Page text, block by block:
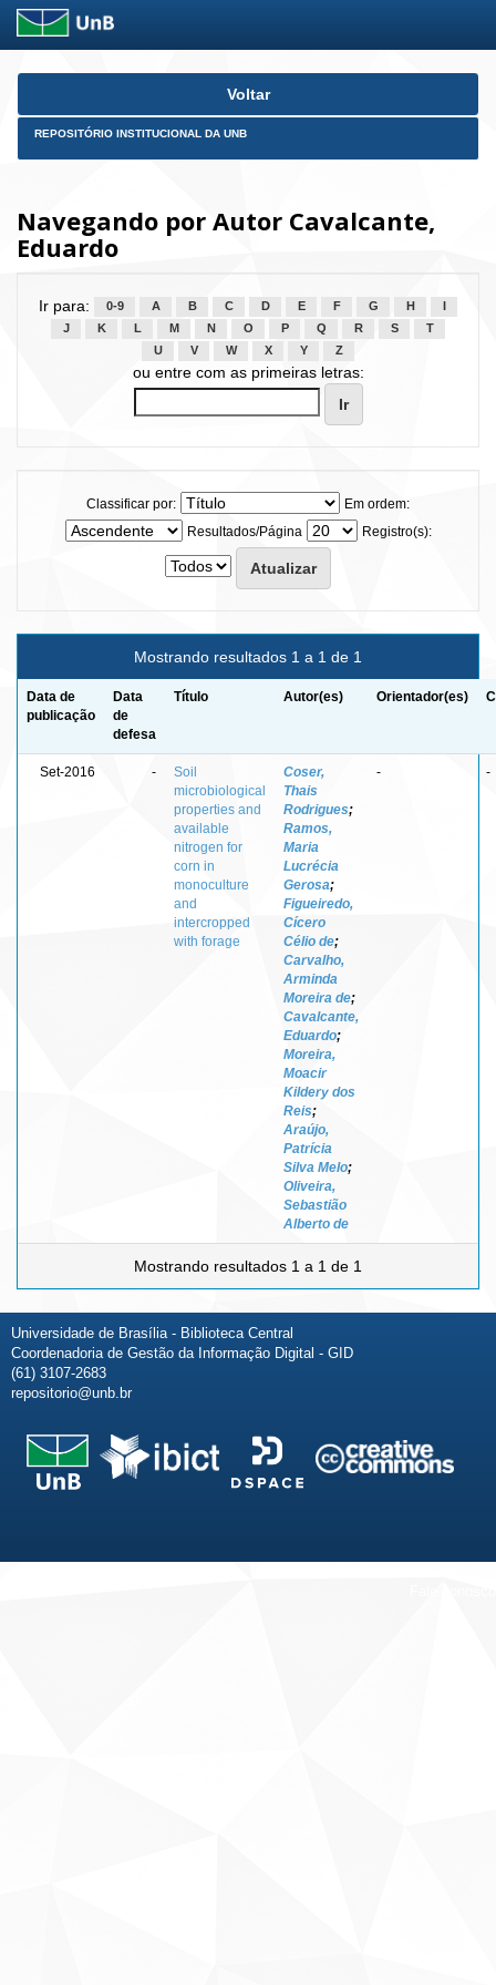
Skip
Voltar
REPOSITÓRIO INSTITUCIONAL DA UNB
Navegando por Autor Cavalcante,
Eduardo
Ir para: 0-9 A B C D E F G H
J
K L M N O P Q R S
T
U
V W X Y Z
ou entre com as primeiras letras:
Classificar por:
Em ordem:
Resultados/Página
Registro(s):
Mostrando resultados 1 a 1 de 1
Data de
publicação
Data
de
defesa
Título Autor(es) Orientador(es)
Set-2016 -
Soil
microbiological
properties and
available
nitrogen for
corn in
monoculture
and
intercropped
with forage
Coser,
Thais
Rodrigues;
Ramos,
Maria
Lucrécia
Gerosa;
Figueiredo,
Cícero
Célio de;
Carvalho,
Arminda
Moreira de;
Cavalcante,
Eduardo;
Moreira,
Moacir
Kildery dos
Reis;
Araújo,
Patrícia
Silva Melo;
Oliveira,
Sebastião
Alberto de
- -
Mostrando resultados 1 a 1 de 1
Universidade de Brasília - Biblioteca Central
Coordenadoria de Gestão da Informação Digital - GID
(61) 3107-2683
repositorio@unb.br